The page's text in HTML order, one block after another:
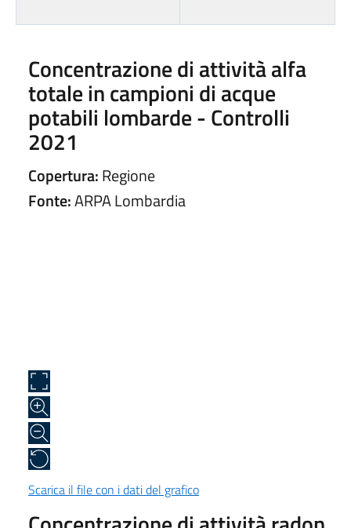
Concentrazione di attività alfa
totale in campioni di acque
potabili lombarde - Controlli
2021
Copertura:Regione
Fonte:ARPA Lombardia
Scarica il file con i dati del grafico